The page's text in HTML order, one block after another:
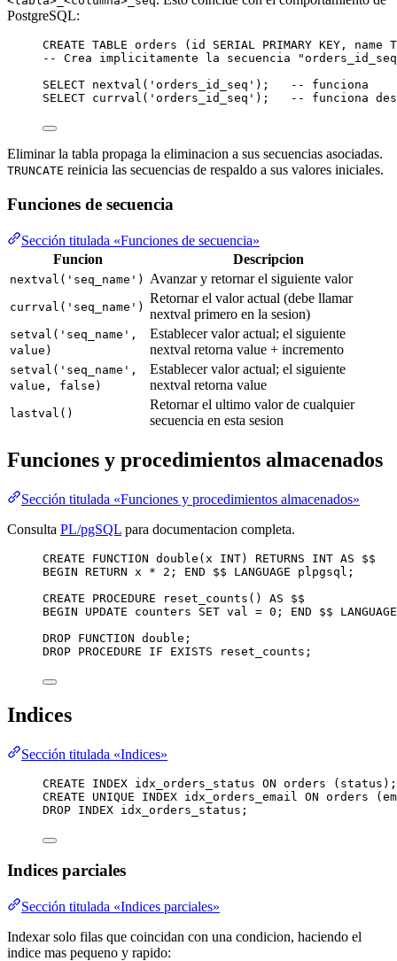
PostgreSQL:
CREATE TABLE orders (id SERIAL PRIMARY KEY , name
-- Crea implicitamente la secuencia
SELECT nextval( ' orders_id_seq ' );
-- funciona
SELECT currval( ' orders_id_seq ' ); -- funciona
Eliminar la tabla propaga la eliminacion a sus secuencias asociadas.
TRUNCATE reinicia las secuencias de respaldo a sus valores iniciales.
Funciones de secuencia
Sección titulada «Funciones de secuencia»
Funcion
Descripcion
nextval('seq_name') Avanzar y retornar el siguiente valor
currval('seq_name')
Retornar el valor actual (debe llamar
nextval primero en la sesion)
setval('seq_name',
value)
Establecer valor actual; el siguiente
nextval retorna value + incremento
setval('seq_name',
value, false)
Establecer valor actual; el siguiente
nextval retorna value
lastval()
Retornar el ultimo valor de cualquier
secuencia en esta sesion
Funciones y procedimientos almacenados
Sección titulada «Funciones y procedimientos almacenados»
Consulta PL/pgSQL para documentacion completa.
CREATE FUNCTION double (x INT) RETURNS INT AS $$
BEGIN RETURN x * 2 ; END $$ LANGUAGE plpgsql;
CREATE
PROCEDURE reset_counts() AS $$
BEGIN
UPDATE counters SET val = 0 ; END $$ LANGUAGE
DROP FUNCTION double;
DROP PROCEDURE IF EXISTS reset_counts;
Indices
Sección titulada «Indices»
CREATE INDEX idx_orders_status ON orders ( status );
CREATE
UNIQUE INDEX idx_orders_email ON orders
DROP INDEX idx_orders_status;
Indices parciales
Sección titulada «Indices parciales»
Indexar solo filas que coincidan con una condicion, haciendo el
indice mas pequeno y rapido: